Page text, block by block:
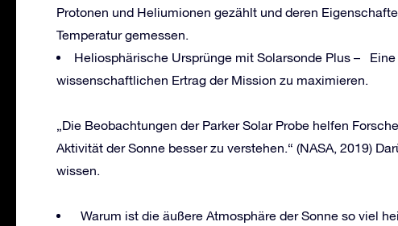
Protonen und Heliumionen gezählt und deren
Temperatur gemessen.
Heliosphärische Ursprünge mit Solarsonde Plus –
wissenschaftlichen Ertrag der Mission zu maximieren.
„Die Beobachtungen der Parker Solar Probe helfen
Aktivität der Sonne besser zu verstehen.“ (NASA, 2019)
wissen.
Warum ist die äußere Atmosphäre der Sonne so viel